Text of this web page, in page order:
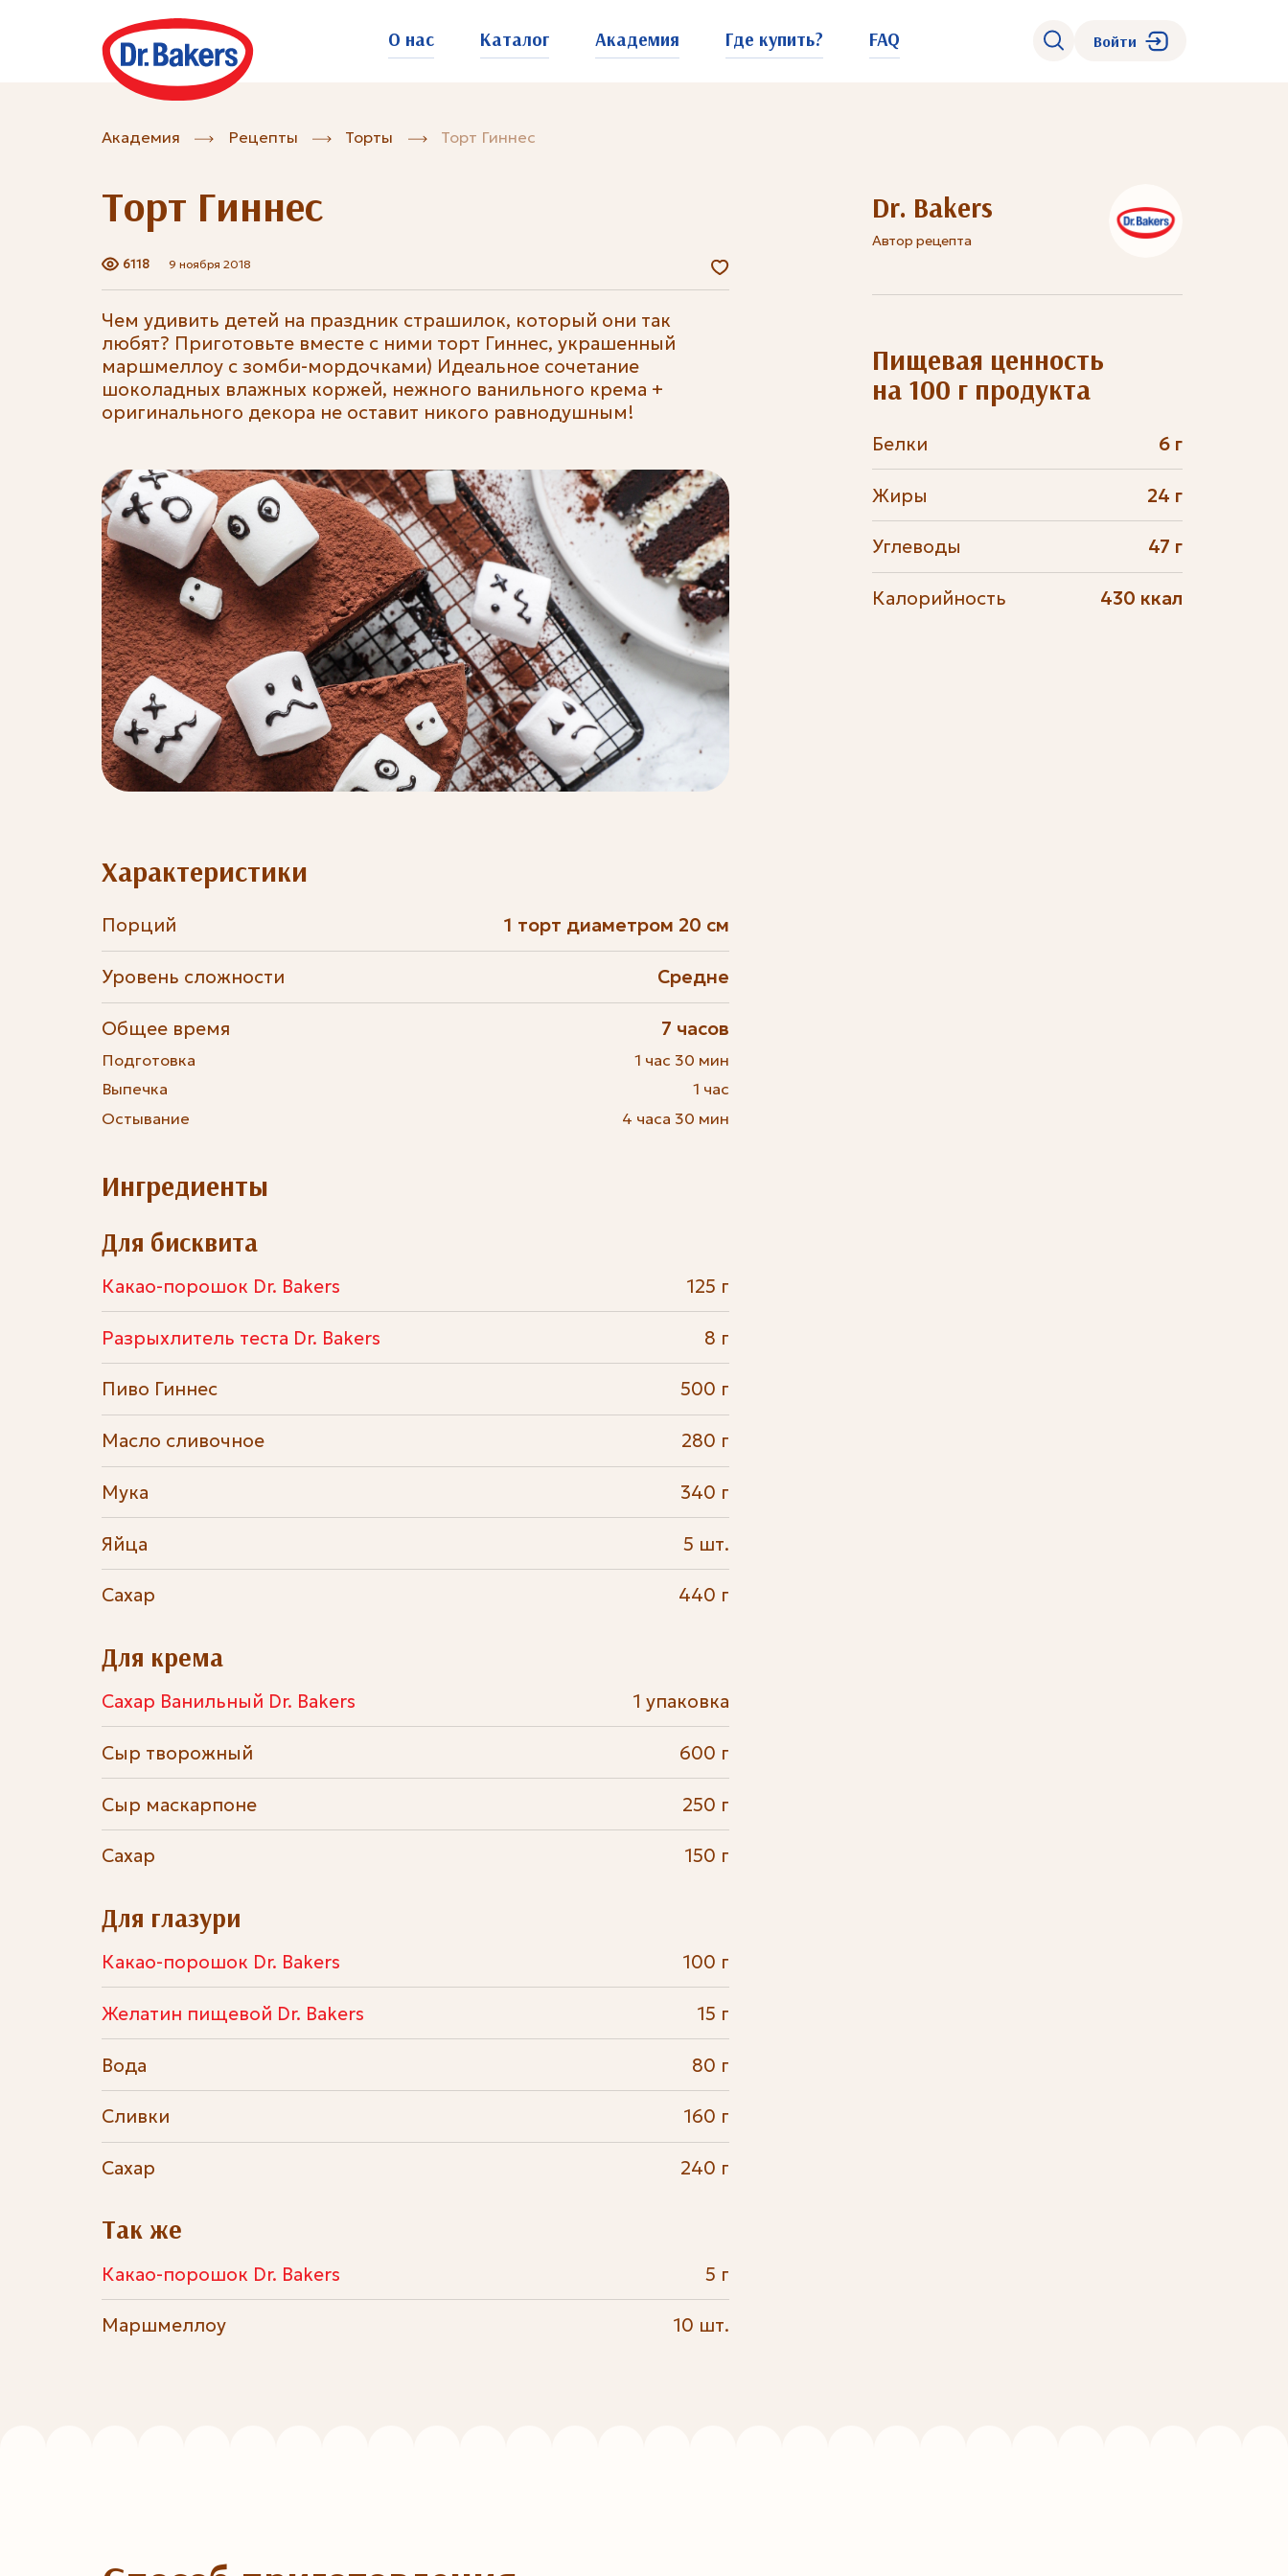
О нас Каталог Академия Где купить? FAQ Войти
Академия Рецепты Торты Торт Гиннес
Торт Гиннес
6118 9 ноября 2018
Dr. Bakers
Автор рецепта
Чем удивить детей на праздник страшилок, который они так
любят? Приготовьте вместе с ними торт Гиннес, украшенный
маршмеллоу с зомби-мордочками) Идеальное сочетание
шоколадных влажных коржей, нежного ванильного крема +
оригинального декора не оставит никого равнодушным!
Пищевая ценность
на 100 г продукта
Белки 6 г
Жиры 24 г
Углеводы 47 г
Калорийность 430 ккал
Характеристики
Порций 1 торт диаметром 20 см
Уровень сложности Средне
Общее время
Подготовка
Выпечка
Остывание
7 часов
1 час 30 мин
1 час
4 часа 30 мин
Ингредиенты
Для бисквита
Какао-порошок Dr. Bakers 125 г
Разрыхлитель теста Dr. Bakers 8 г
Пиво Гиннес 500 г
Масло сливочное 280 г
Мука 340 г
Яйца 5 шт.
Сахар 440 г
Для крема
Сахар Ванильный Dr. Bakers 1 упаковка
Сыр творожный 600 г
Сыр маскарпоне 250 г
Сахар 150 г
Для глазури
Какао-порошок Dr. Bakers 100 г
Желатин пищевой Dr. Bakers 15 г
Вода 80 г
Сливки 160 г
Сахар 240 г
Так же
Какао-порошок Dr. Bakers 5 г
Маршмеллоу 10 шт.